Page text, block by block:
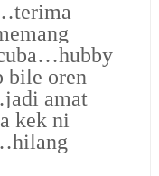
bile oren
amat
kek ni